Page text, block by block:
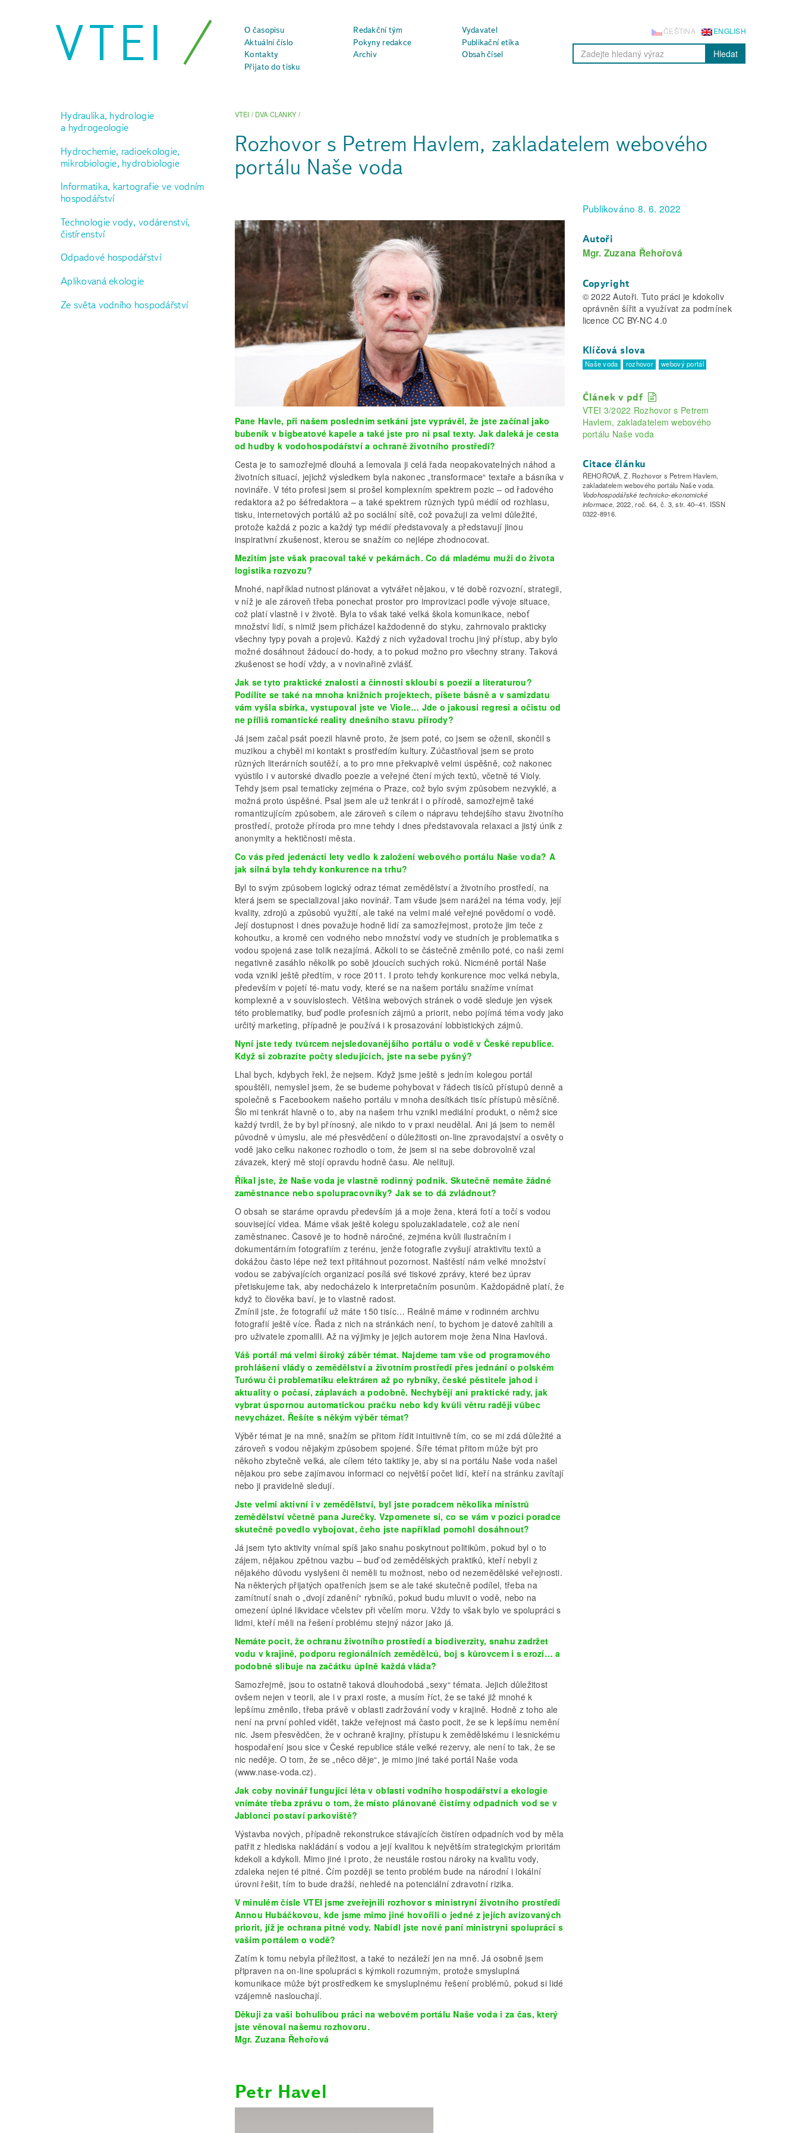
VTEI O časopisu Redakční tým
Vydavatel
Aktuální číslo
Pokyny redakce
Publikační etika
Kontakty
Archiv
Obsah čísel
Přijato do tisku
ENGLISH
ČEŠTINA
Hledat
Hydraulika, hydrologie
a hydrogeologie
Hydrochemie, radioekologie,
mikrobiologie, hydrobiologie
Informatika, kartografie ve vodním
hospodářství
Technologie vody, vodárenství,
čistírenství
Odpadové hospodářství
Aplikovaná ekologie
Ze světa vodního hospodářství
VTEI / DVA CLANKY/
Rozhovor s Petrem Havlem, zakladatelem webového
portálu Naše voda
Pane Havle, při našem posledním setkání jste vyprávěl, že jste začínal jako
bubeník v bigbeatové kapele a také jste pro ni psal texty. Jak daleká je cesta
od hudby k vodohospodářství a ochraně životního prostředí?
Cesta je to samozřejmě dlouhá a lemovala ji celá řada neopakovatelných náhod a
životních situací, jejichž výsledkem byla nakonec „transformace“ textaře a básníka v
novináře. V této profesi jsem si prošel komplexním spektrem pozic – od řadového
redaktora až po šéfredaktora – a také spektrem různých typů médií od rozhlasu,
tisku, internetových portálů až po sociální sítě, což považuji za velmi důležité,
protože každá z pozic a každý typ médií představovaly a představují jinou
inspirativní zkušenost, kterou se snažím co nejlépe zhodnocovat.
Mezitím jste však pracoval také v pekárnách. Co dá mladému muži do života
logistika rozvozu?
Mnohé, například nutnost plánovat a vytvářet nějakou, v té době rozvozní, strategii,
v níž je ale zároveň třeba ponechat prostor pro improvizaci podle vývoje situace,
což platí vlastně i v životě. Byla to však také velká škola komunikace, neboť
množství lidí, s nimiž jsem přicházel každodenně do styku, zahrnovalo prakticky
všechny typy povah a projevů. Každý z nich vyžadoval trochu jiný přístup, aby bylo
možné dosáhnout žádoucí do-hody, a to pokud možno pro všechny strany. Taková
zkušenost se hodí vždy, a v novinařině zvlášť.
Jak se tyto praktické znalosti a činnosti skloubí s poezií a literaturou?
Podílíte se také na mnoha knižních projektech, píšete básně a v samizdatu
vám vyšla sbírka, vystupoval jste ve Viole… Jde o jakousi regresi a očistu od
ne příliš romantické reality dnešního stavu přírody?
Já jsem začal psát poezii hlavně proto, že jsem poté, co jsem se oženil, skončil s
muzikou a chyběl mi kontakt s prostředím kultury. Zúčastňoval jsem se proto
různých literárních soutěží, a to pro mne překvapivě velmi úspěšně, což nakonec
vyústilo i v autorské divadlo poezie a veřejné čtení mých textů, včetně té Violy.
Tehdy jsem psal tematicky zejména o Praze, což bylo svým způsobem nezvyklé, a
možná proto úspěšné. Psal jsem ale už tenkrát i o přírodě, samozřejmě také
romantizujícím způsobem, ale zároveň s cílem o nápravu tehdejšího stavu životního
prostředí, protože příroda pro mne tehdy i dnes představovala relaxaci a jistý únik z
anonymity a hektičnosti města.
Co vás před jedenácti lety vedlo k založení webového portálu Naše voda? A
jak silná byla tehdy konkurence na trhu?
Byl to svým způsobem logický odraz témat zemědělství a životního prostředí, na
která jsem se specializoval jako novinář. Tam všude jsem narážel na téma vody, její
kvality, zdrojů a způsobů využití, ale také na velmi malé veřejné povědomí o vodě.
Její dostupnost i dnes považuje hodně lidí za samozřejmost, protože jim teče z
kohoutku, a kromě cen vodného nebo množství vody ve studních je problematika s
vodou spojená zase tolik nezajímá. Ačkoli to se částečně změnilo poté, co naši zemi
negativně zasáhlo několik po sobě jdoucích suchých roků. Nicméně portál Naše
voda vznikl ještě předtím, v roce 2011. I proto tehdy konkurence moc velká nebyla,
především v pojetí té-matu vody, které se na našem portálu snažíme vnímat
komplexně a v souvislostech. Většina webových stránek o vodě sleduje jen výsek
této problematiky, buď podle profesních zájmů a priorit, nebo pojímá téma vody jako
určitý marketing, případně je používá i k prosazování lobbistických zájmů.
Nyní jste tedy tvůrcem nejsledovanějšího portálu o vodě v České republice.
Když si zobrazíte počty sledujících, jste na sebe pyšný?
Lhal bych, kdybych řekl, že nejsem. Když jsme ještě s jedním kolegou portál
spouštěli, nemyslel jsem, že se budeme pohybovat v řádech tisíců přístupů denně a
společně s Facebookem našeho portálu v mnoha desítkách tisíc přístupů měsíčně.
Šlo mi tenkrát hlavně o to, aby na našem trhu vznikl mediální produkt, o němž sice
každý tvrdil, že by byl přínosný, ale nikdo to v praxi neudělal. Ani já jsem to neměl
původně v úmyslu, ale mé přesvědčení o důležitosti on-line zpravodajství a osvěty o
vodě jako celku nakonec rozhodlo o tom, že jsem si na sebe dobrovolně vzal
závazek, který mě stojí opravdu hodně času. Ale nelituji.
Říkal jste, že Naše voda je vlastně rodinný podnik. Skutečně nemáte žádné
zaměstnance nebo spolupracovníky? Jak se to dá zvládnout?
O obsah se staráme opravdu především já a moje žena, která fotí a točí s vodou
související videa. Máme však ještě kolegu spoluzakladatele, což ale není
zaměstnanec. Časově je to hodně náročné, zejména kvůli ilustračním i
dokumentárním fotografiím z terénu, jenže fotografie zvyšují atraktivitu textů a
dokážou často lépe než text přitáhnout pozornost. Naštěstí nám velké množství
vodou se zabývajících organizací posílá své tiskové zprávy, které bez úprav
přetiskujeme tak, aby nedocházelo k interpretačním posunům. Každopádně platí, že
když to člověka baví, je to vlastně radost.
Zmínil jste, že fotografií už máte 150 tisíc… Reálně máme v rodinném archivu
fotografií ještě více. Řada z nich na stránkách není, to bychom je datově zahltili a
pro uživatele zpomalili. Až na výjimky je jejich autorem moje žena Nina Havlová.
Váš portál má velmi široký záběr témat. Najdeme tam vše od programového
prohlášení vlády o zemědělství a životním prostředí přes jednání o polském
Turówu či problematiku elektráren až po rybníky, české pěstitele jahod i
aktuality o počasí, záplavách a podobně. Nechybějí ani praktické rady, jak
vybrat úspornou automatickou pračku nebo kdy kvůli větru raději vůbec
nevycházet. Řešíte s někým výběr témat?
Výběr témat je na mně, snažím se přitom řídit intuitivně tím, co se mi zdá důležité a
zároveň s vodou nějakým způsobem spojené. Šíře témat přitom může být pro
někoho zbytečně velká, ale cílem této taktiky je, aby si na portálu Naše voda našel
nějakou pro sebe zajímavou informaci co největší počet lidí, kteří na stránku zavítají
nebo ji pravidelně sledují.
Jste velmi aktivní i v zemědělství, byl jste poradcem několika ministrů
zemědělství včetně pana Jurečky. Vzpomenete si, co se vám v pozici poradce
skutečně povedlo vybojovat, čeho jste například pomohl dosáhnout?
Já jsem tyto aktivity vnímal spíš jako snahu poskytnout politikům, pokud byl o to
zájem, nějakou zpětnou vazbu – buď od zemědělských praktiků, kteří nebyli z
nějakého důvodu vyslyšeni či neměli tu možnost, nebo od nezemědělské veřejnosti.
Na některých přijatých opatřeních jsem se ale také skutečně podílel, třeba na
zamítnutí snah o „dvojí zdanění“ rybníků, pokud budu mluvit o vodě, nebo na
omezení úplné likvidace včelstev při včelím moru. Vždy to však bylo ve spolupráci s
lidmi, kteří měli na řešení problému stejný názor jako já.
Nemáte pocit, že ochranu životního prostředí a biodiverzity, snahu zadržet
vodu v krajině, podporu regionálních zemědělců, boj s kůrovcem i s erozí… a
podobně slibuje na začátku úplně každá vláda?
Samozřejmě, jsou to ostatně taková dlouhodobá „sexy“ témata. Jejich důležitost
ovšem nejen v teorii, ale i v praxi roste, a musím říct, že se také již mnohé k
lepšímu změnilo, třeba právě v oblasti zadržování vody v krajině. Hodně z toho ale
není na první pohled vidět, takže veřejnost má často pocit, že se k lepšímu nemění
nic. Jsem přesvědčen, že v ochraně krajiny, přístupu k zemědělskému i lesnickému
hospodaření jsou sice v České republice stále velké rezervy, ale není to tak, že se
nic neděje. O tom, že se „něco děje“, je mimo jiné také portál Naše voda
(www.nase-voda.cz).
Jak coby novinář fungující léta v oblasti vodního hospodářství a ekologie
vnímáte třeba zprávu o tom, že místo plánované čistírny odpadních vod se v
Jablonci postaví parkoviště?
Výstavba nových, případně rekonstrukce stávajících čistíren odpadních vod by měla
patřit z hlediska nakládání s vodou a její kvalitou k největším strategickým prioritám
kdekoli a kdykoli. Mimo jiné i proto, že neustále rostou nároky na kvalitu vody,
zdaleka nejen té pitné. Čím později se tento problém bude na národní i lokální
úrovni řešit, tím to bude dražší, nehledě na potenciální zdravotní rizika.
V minulém čísle VTEI jsme zveřejnili rozhovor s ministryní životního prostředí
Annou Hubáčkovou, kde jsme mimo jiné hovořili o jedné z jejích avizovaných
priorit, jíž je ochrana pitné vody. Nabídl jste nové paní ministryni spolupráci s
vaším portálem o vodě?
Zatím k tomu nebyla příležitost, a také to nezáleží jen na mně. Já osobně jsem
připraven na on-line spolupráci s kýmkoli rozumným, protože smysluplná
komunikace může být prostředkem ke smysluplnému řešení problémů, pokud si lidé
vzájemně naslouchají.
Děkuji za vaši bohulibou práci na webovém portálu Naše voda i za čas, který
jste věnoval našemu rozhovoru.
Mgr. Zuzana Řehořová
Petr Havel
Publikováno 8. 6. 2022
Autoři
Mgr. Zuzana Řehořová
Copyright
© 2022 Autoři. Tuto práci je kdokoliv
oprávněn šířit a využívat za podmínek
licence CC BY-NC 4.0
Klíčová slova
Naše voda rozhovor webový portál
Článek v pdf
VTEI 3/2022 Rozhovor s Petrem
Havlem, zakladatelem webového
portálu Naše voda
Citace článku
ŘEHOŘOVÁ, Z. Rozhovor s Petrem Havlem,
zakladatelem webového portálu Naše voda.
Vodohospodářské technicko-ekonomické
informace, 2022, roč. 64, č. 3, str. 40–41. ISSN
0322-8916.